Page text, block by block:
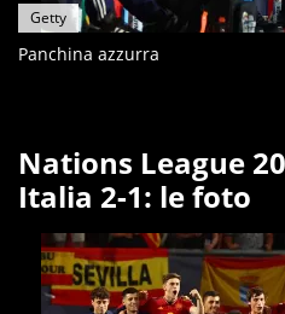
Getty
Panchina azzurra
Nations League
Italia 2-1: le foto